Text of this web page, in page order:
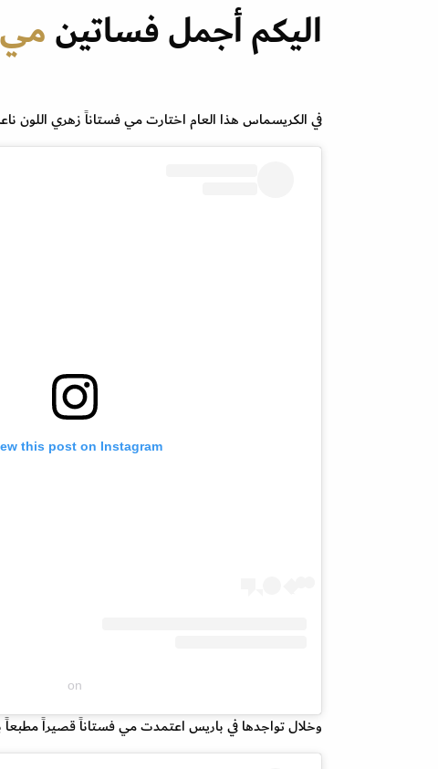
اليكم أجمل فساتين
في الكريسماس هذا العام اختارت مي فستاناً زهري اللون
this post on Instagram
on
وخلال تواجدها في باريس اعتمدت مي فستاناً قصيراً مطبعاً